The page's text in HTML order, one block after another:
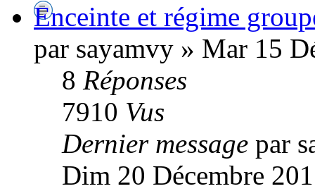
Enceinte et régime
par sayamvy » Mar 15
8 Réponses
7910 Vus
Dernier message par
Dim 20 Décembre